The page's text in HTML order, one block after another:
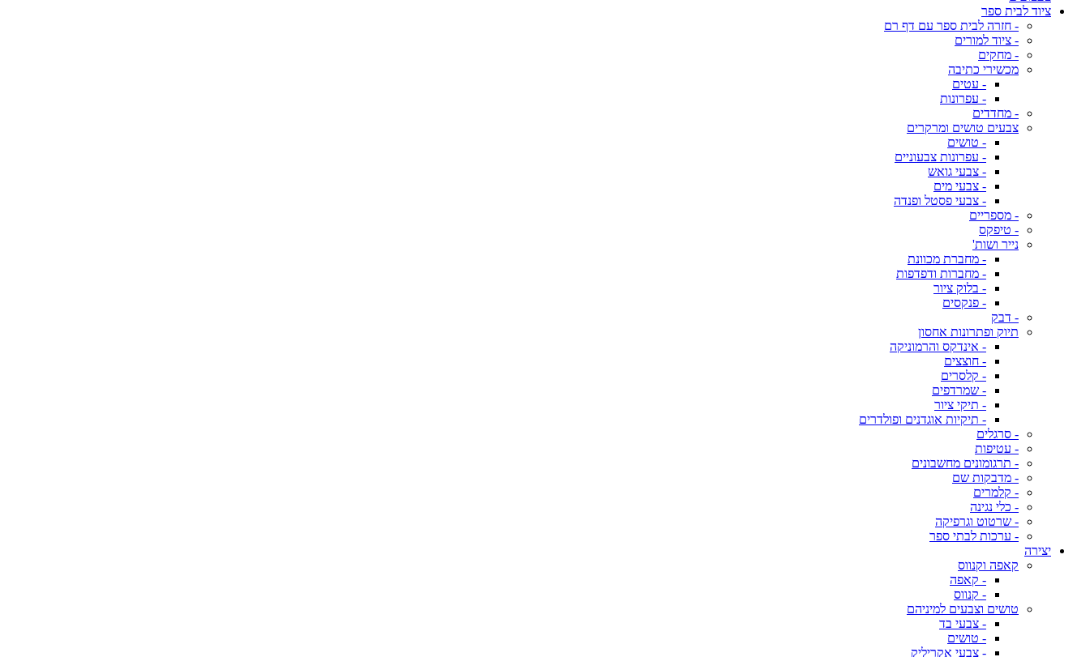
ציוד לבית ספר
- חזרה לבית ספר עם דף רם
- ציוד למורים
- מחקים
מכשירי כתיבה
- עטים
- עפרונות
- מחדדים
צבעים טושים ומרקרים
- טושים
- עפרונות צבעוניים
- צבעי גואש
- צבעי מים
- צבעי פסטל ופנדה
- מספריים
- טיפקס
נייר ושות'
- מחברת מכוונת
- מחברות ודפדפות
- בלוק ציור
- פנקסים
- דבק
תיוק ופתרונות אחסון
- אינדקס והרמוניקה
- חוצצים
- קלסרים
- שמרדפים
- תיקי ציור
- תיקיות אוגדנים ופולדרים
- סרגלים
- עטיפות
- תרגומונים מחשבונים
- מדבקות שם
- קלמרים
- כלי נגינה
- שרטוט וגרפיקה
- ערכות לבתי ספר
יצירה
קאפה וקנווס
- קאפה
- קנווס
טושים וצבעים למיניהם
- צבעי בד
- טושים
- צבעי אקריליק